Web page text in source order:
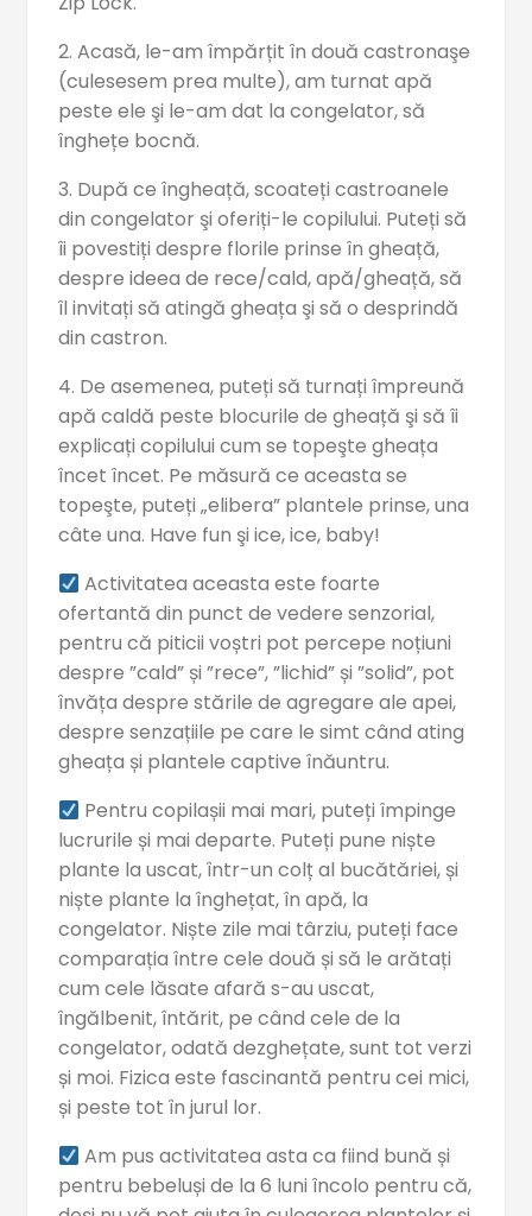
2. Acasă, le-am împărțit în două castronaşe
(culesesem prea multe), am turnat apă
peste ele şi le-am dat la congelator, să
înghețe bocnă.
3. După ce îngheață, scoateți castroanele
din congelator şi oferiți-le copilului. Puteți să
îi povestiți despre florile prinse în gheață,
despre ideea de rece/cald, apă/gheață, să
îl invitați să atingă gheața şi să o desprindă
din castron.
4. De asemenea, puteți să turnați împreună
apă caldă peste blocurile de gheață şi să îi
explicați copilului cum se topeşte gheața
încet încet. Pe măsură ce aceasta se
topeşte, puteți „elibera” plantele prinse, una
câte una. Have fun şi ice, ice, baby!
Activitatea aceasta este foarte
ofertantă din punct de vedere senzorial,
pentru că piticii voștri pot percepe noțiuni
despre ”cald” și ”rece”, ”lichid” și ”solid”, pot
învăța despre stările de agregare ale apei,
despre senzațiile pe care le simt când ating
gheața și plantele captive înăuntru.
Pentru copilașii mai mari, puteți împinge
lucrurile și mai departe. Puteți pune niște
plante la uscat, într-un colț al bucătăriei, și
niște plante la înghețat, în apă, la
congelator. Niște zile mai târziu, puteți face
comparația între cele două și să le arătați
cum cele lăsate afară s-au uscat,
îngălbenit, întărit, pe când cele de la
congelator, odată dezghețate, sunt tot verzi
și moi. Fizica este fascinantă pentru cei mici,
și peste tot în jurul lor.
Am pus activitatea asta ca fiind bună și
pentru bebeluși de la 6 luni încolo pentru că,